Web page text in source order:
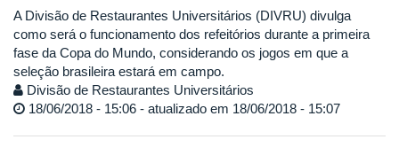
A Divisão de Restaurantes Universitários (DIVRU) divulga
como será o funcionamento dos refeitórios durante a primeira
fase da Copa do Mundo, considerando os jogos em que a
seleção brasileira estará em campo.
Divisão de Restaurantes Universitários
18/06/2018 - 15:06 - atualizado em 18/06/2018 - 15:07